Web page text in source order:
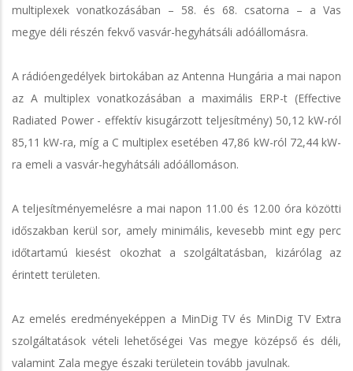
multiplexek vonatkozásában – 58. és 68. csatorna – a Vas
megye déli részén fekvő vasvár-hegyhátsáli adóállomásra.
A rádióengedélyek birtokában az Antenna Hungária a mai napon
az A multiplex vonatkozásában a maximális ERP-t (Effective
Radiated Power - effektív kisugárzott teljesítmény) 50,12 kW-ról
85,11 kW-ra, míg a C multiplex esetében 47,86 kW-ról 72,44 kW-
ra emeli a vasvár-hegyhátsáli adóállomáson.
A teljesítményemelésre a mai napon 11.00 és 12.00 óra közötti
időszakban kerül sor, amely minimális, kevesebb mint egy perc
időtartamú kiesést okozhat a szolgáltatásban, kizárólag az
érintett területen.
Az emelés eredményeképpen a MinDig TV és MinDig TV Extra
szolgáltatások vételi lehetőségei Vas megye középső és déli,
valamint Zala megye északi területein tovább javulnak.